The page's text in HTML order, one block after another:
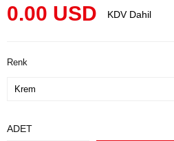
KDV Dahil
0.00 USD
Renk
ADET